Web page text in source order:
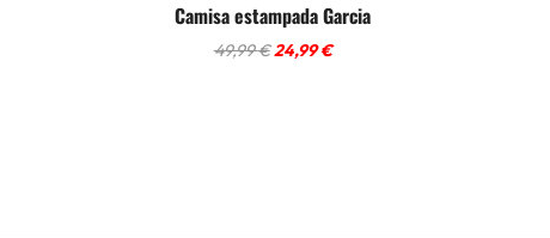
Camisa estampada Garcia
49,99€El
24,99€El